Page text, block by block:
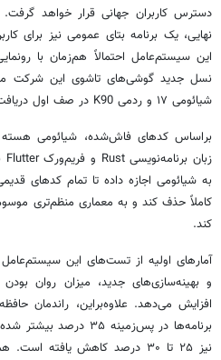
دسترس کاربران جهانی قرار خواهد
نهایی، یک برنامه بتای عمومی نیز برای
نسل جدید گوشی‌های تاشوی این شرکت
شیائومی ۱۷ و ردمی K90 در صف اول دریافت آن خواهند بود.
کند.
آمارهای اولیه از تست‌های این
برنامه‌ها در پس‌زمینه
نیز ۲۵ تا ۳۰ درصد کاهش